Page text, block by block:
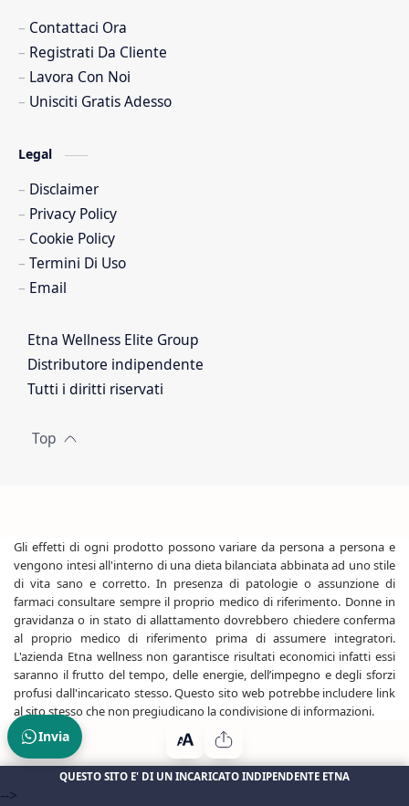
Contattaci Ora
Registrati Da Cliente
Lavora Con Noi
Unisciti Gratis Adesso
Legal
Disclaimer
Privacy Policy
Cookie Policy
Termini Di Uso
Email
Etna Wellness Elite Group
Distributore indipendente
Tutti i diritti riservati
Invia
QUESTO SITO E' DI UN INCARICATO INDIPENDENTE ETNA
Gli effetti di ogni prodotto possono variare da persona a persona e
vengono intesi all'interno di una dieta bilanciata abbinata ad uno stile
di vita sano e corretto. In presenza di patologie o assunzione di
farmaci consultare sempre il proprio medico di riferimento. Donne in
gravidanza o in stato di allattamento dovrebbero chiedere conferma
al proprio medico di riferimento prima di assumere integratori.
L'azienda Etna wellness non garantisce risultati economici infatti essi
saranno il frutto del tempo, delle energie, dell’impegno e degli sforzi
profusi dall'incaricato stesso. Questo sito web potrebbe includere link
al sito stesso che non pregiudicano la condivisione di informazioni.
-->